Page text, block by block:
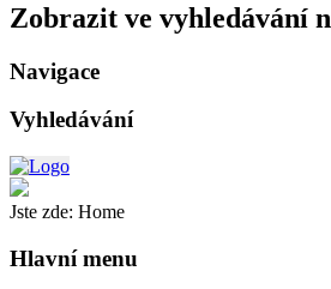
Zobrazit ve vyhledávání
Navigace
Vyhledávání
Jste zde: Home
Hlavní menu